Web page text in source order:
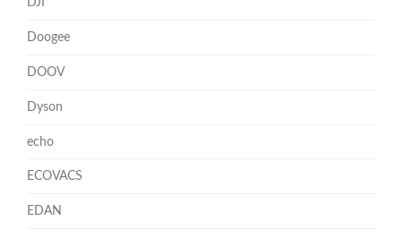
DJI
Doogee
DOOV
Dyson
echo
ECOVACS
EDAN